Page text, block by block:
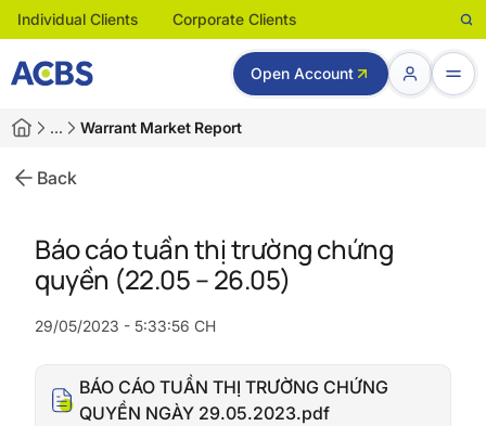
Individual Clients Corporate Clients
Open Account
… Warrant Market Report
Back
Báo cáo tuần thị trường chứng
quyền (22.05 – 26.05)
29/05/2023 - 5:33:56 CH
BÁO CÁO TUẦN THỊ TRƯỜNG CHỨNG
QUYỀN NGÀY 29.05.2023.pdf